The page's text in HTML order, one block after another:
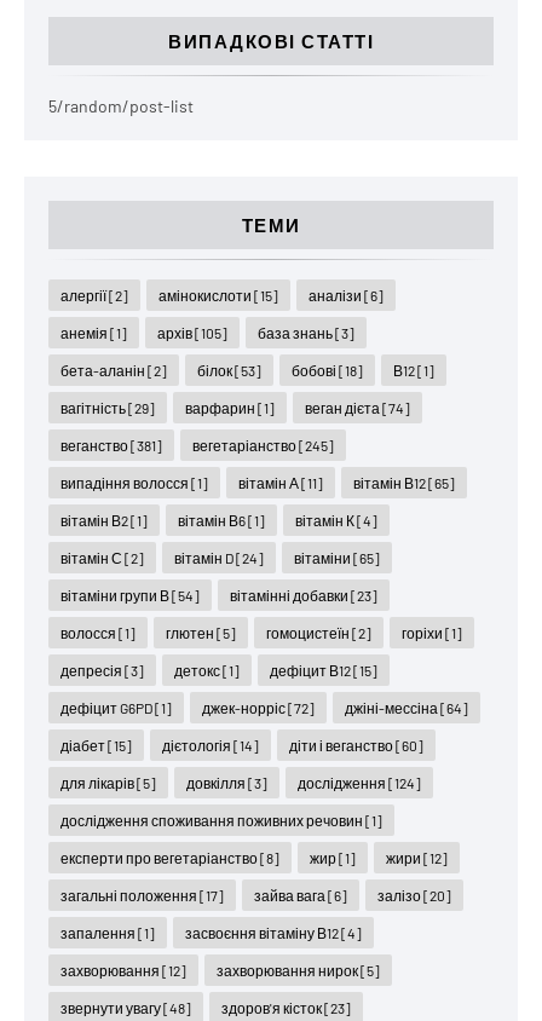
ВИПАДКОВІ СТАТТІ
5/random/post-list
ТЕМИ
алергії[2] амінокислоти [15] аналізи [6]
анемія [1] архів[105] база знань[3]
бета-аланін [2] білок[53] бобові [18] В12[1]
вагітність[29] варфарин [1] веган дієта [74]
веганство[381] вегетаріанство[245]
випадіння волосся [1] вітамін А [11] вітамін В12[65]
вітамін В2[1] вітамін В6[1] вітамін К[4]
вітамін С [2] вітамін D[24] вітаміни [65]
вітаміни групи В[54] вітамінні добавки [23]
волосся [1] глютен [5] гомоцистеїн [2] горіхи [1]
депресія [3] детокс[1] дефіцит В12[15]
дефіцит G6PD[1] джек-норріс[72] джіні-мессіна [64]
діабет[15] дієтологія [14] діти і веганство[60]
для лікарів[5] довкілля [3] дослідження [124]
дослідження споживання поживних речовин [1]
експерти про вегетаріанство[8] жир[1] жири [12]
загальні положення [17] зайва вага [6] залізо[20]
запалення [1] засвоєння вітаміну В12[4]
захворювання [12] захворювання нирок[5]
звернути увагу[48] здоров'я кісток[23]